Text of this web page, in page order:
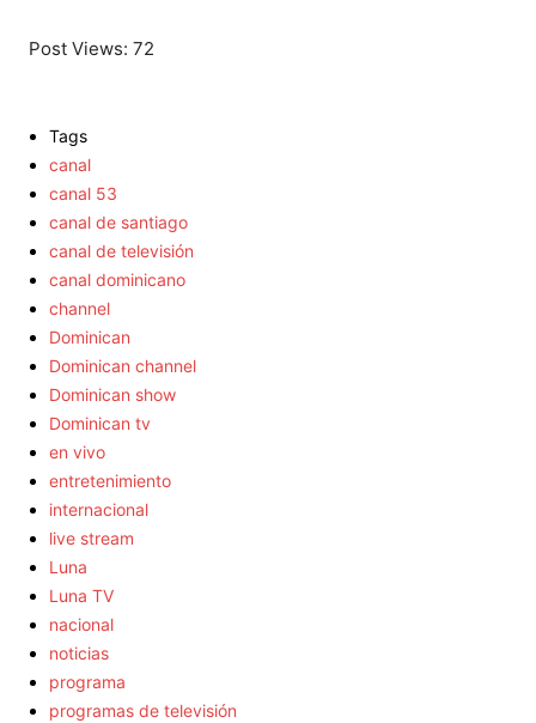
Post Views: 72
Tags
canal
canal 53
canal de santiago
canal de televisión
canal dominicano
channel
Dominican
Dominican channel
Dominican show
Dominican tv
en vivo
entretenimiento
internacional
live stream
Luna
Luna TV
nacional
noticias
programa
programas de televisión